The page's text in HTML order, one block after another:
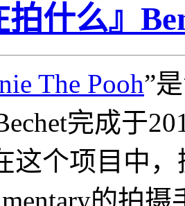
拍什么』
The Pooh”
完成于
这个项目中
的拍